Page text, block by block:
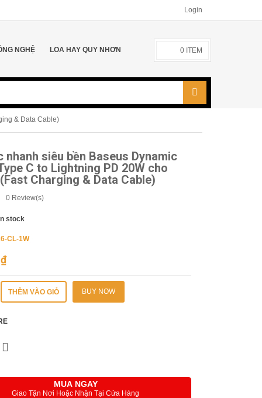
Login
NGHỆ LOA HAY QUY NHƠN 0 ITEM
& Data Cable)
nhanh siêu bền Baseus Dynamic
C to Lightning PD 20W cho
Charging & Data Cable)
0Review(s)
stock
CL-1W
₫
THÊM VÀO GIỎ BUY NOW
MUA NGAY
Giao Tận Nơi Hoặc Nhận Tại Cửa Hàng